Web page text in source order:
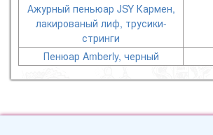
Ажурный пеньюар JSY Кармен,
лакированый лиф, трусики-
стринги
Пенюар Amberly, черный